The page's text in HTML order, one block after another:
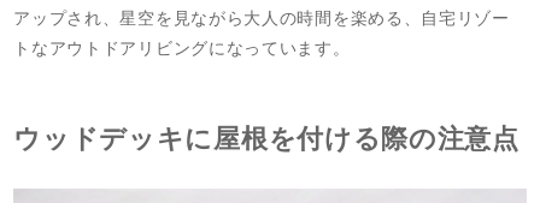
アップされ、星空を見ながら大人の時間を楽める、自宅リゾー
トなアウトドアリビングになっています。
ウッドデッキに屋根を付ける際の注意点